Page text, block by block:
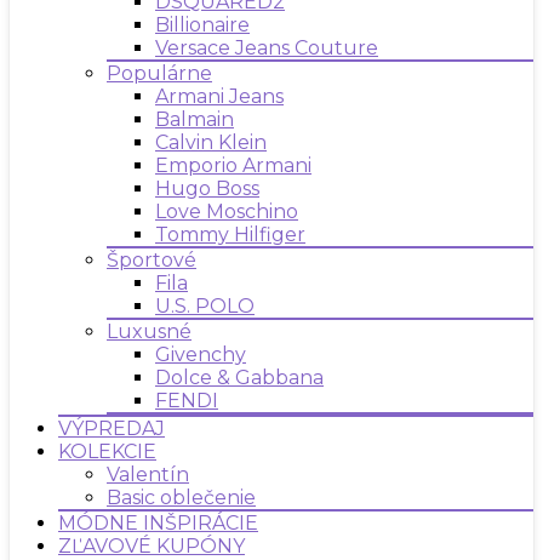
Billionaire
Versace Jeans Couture
Populárne
Armani Jeans
Balmain
Calvin Klein
Emporio Armani
Hugo Boss
Love Moschino
Tommy Hilfiger
Športové
Fila
U.S. POLO
Luxusné
Givenchy
Dolce & Gabbana
FENDI
VÝPREDAJ
KOLEKCIE
Valentín
Basic oblečenie
MÓDNE INŠPIRÁCIE
ZĽAVOVÉ KUPÓNY